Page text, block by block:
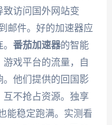
访问国外网站变
邮件。好的加速器应
番茄加速器的智能
戏平台的流量，自
他们提供的回国影
互不抢占资源。独享
能稳定跑满。实测看